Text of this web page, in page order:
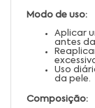
Modo de uso:
Aplicar
antes
Uso
da pele.
Composição: